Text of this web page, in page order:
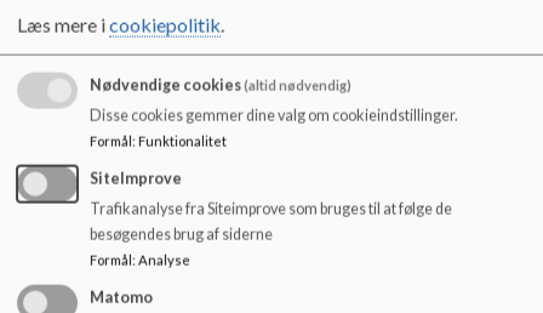
i
Dokumenter
Skoleudviklingssamtale 2022-2023.pdf
Østerbyskolen
Nygade 17, 6600 Vejen
osterbyskolen@vejen.dk
Læs mere icookiepolitik.
Nødvendige cookies(altid nødvendig)
Disse cookies gemmer dine valg om cookieindstillinger.
Formål: Funktionalitet
SiteImprove
Trafikanalyse fra Siteimprove som bruges til at følge de
besøgendes brug af siderne
Formål: Analyse
Matomo